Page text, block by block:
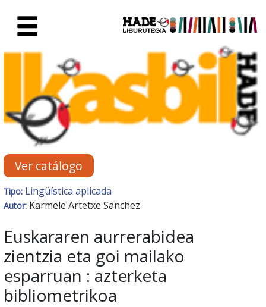
Ficha de Novedades -
Ver catálogo
Tipo: Lingüística aplicada
Autor: Karmele Artetxe Sanchez
Euskararen aurrerabidea
zientzia eta goi mailako
esparruan : azterketa
bibliometrikoa